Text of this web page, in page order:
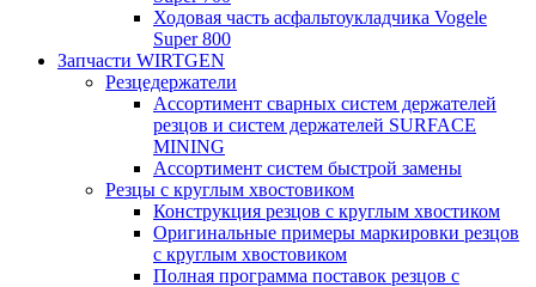
Ходовая часть асфальтоукладчика Vogele
Super 800
Запчасти WIRTGEN
Резцедержатели
Ассортимент сварных систем держателей
резцов и систем держателей SURFACE
MINING
Ассортимент систем быстрой замены
Резцы с круглым хвостовиком
Конструкция резцов с круглым хвостиком
Оригинальные примеры маркировки резцов
с круглым хвостовиком
Полная программа поставок резцов с